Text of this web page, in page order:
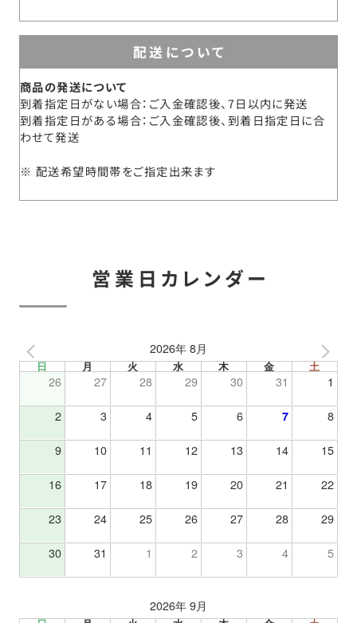
配送について
商品の発送について
到着指定日がない場合：ご入金確認後、7日以内に発送
到着指定日がある場合：ご入金確認後、到着日指定日に合
わせて発送
配送希望時間帯をご指定出来ます
営業日カレンダー
2026年 8月
日 月 火 水 木 金 土
26 27 28 29 30 31 1
2 3 4 5 6 7 8
9 10 11 12 13 14 15
16 17 18 19 20 21 22
23 24 25 26 27 28 29
30 31 1 2 3 4 5
2026年 9月